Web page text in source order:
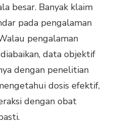
besar. Banyak klaim
pada pengalaman
pengalaman
data objektif
dengan penelitian
dosis efektif,
dengan obat